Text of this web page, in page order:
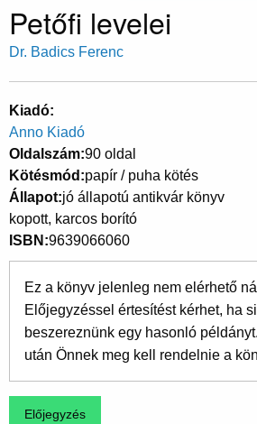
Petőfi levelei
Dr. Badics Ferenc
Kiadó
Anno Kiadó
Oldalszám 90 oldal
Kötésmód papír / puha kötés
Állapot jó állapotú antikvár könyv
kopott, karcos borító
ISBN 9639066060
Ez a könyv jelenleg nem elérhető
Előjegyzéssel értesítést kérhet, ha
beszereznünk egy hasonló
után Önnek meg kell rendelnie a